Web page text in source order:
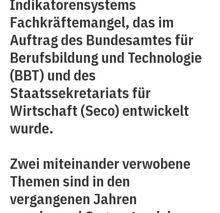
Indikatorensystems
Fachkräftemangel, das im
Auftrag des Bundesamtes für
Berufsbildung und Technologie
(BBT) und des
Staatssekretariats für
Wirtschaft (Seco) entwickelt
wurde.
Zwei miteinander verwobene
Themen sind in den
vergangenen Jahren